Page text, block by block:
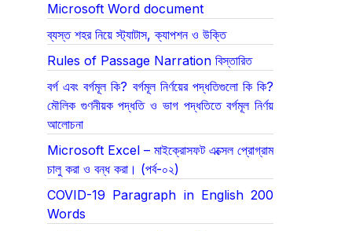
Microsoft Word document
ব্যস্ত শহর নিয়ে স্ট্যাটাস, ক্যাপশন ও উক্তি
Rules of Passage Narration বিস্তারিত
বর্গ এবং বর্গমূল কি? বর্গমূল নির্ণয়ের পদ্ধতিগুলো কি কি?
মৌলিক গুণনীয়ক পদ্ধতি ও ভাগ পদ্ধতিতে বর্গমূল নির্ণয়
আলোচনা
Microsoft Excel – মাইক্রোসফট এক্সেল প্রোগ্রাম
চালু করা ও বন্ধ করা। (পর্ব-০২)
COVID-19 Paragraph in English 200
Words